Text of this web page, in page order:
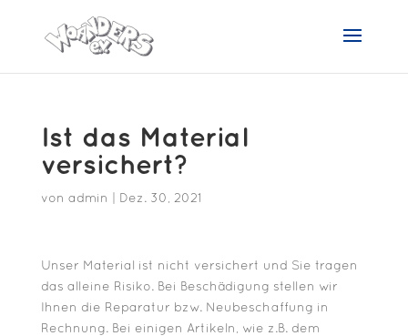
Ist das Material
versichert?
von admin Dez. 30, 2021
Unser Material ist nicht versichert und Sie tragen
das alleine Risiko. Bei Beschädigung stellen wir
Ihnen die Reparatur bzw. Neubeschaffung in
Rechnung. Bei einigen Artikeln, wie z.B. dem